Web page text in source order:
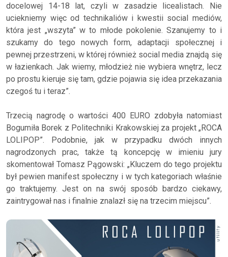
docelowej 14-18 lat, czyli w zasadzie licealistach. Nie
uciekniemy więc od technikaliów i kwestii social mediów,
która jest „wszyta” w to młode pokolenie. Szanujemy to i
szukamy do tego nowych form, adaptacji społecznej i
pewnej przestrzeni, w której również social media znajdą się
w łazienkach. Jak wiemy, młodzież nie wybiera wnętrz, lecz
po prostu kieruje się tam, gdzie pojawia się idea przekazania
czegoś tu i teraz”.
Trzecią nagrodę o wartości 400 EURO zdobyła natomiast
Bogumiła Borek z Politechniki Krakowskiej za projekt „ROCA
LOLIPOP”. Podobnie, jak w przypadku dwóch innych
nagrodzonych prac, także tą koncepcję w imieniu jury
skomentował Tomasz Pągowski: „Kluczem do tego projektu
był pewien manifest społeczny i w tych kategoriach właśnie
go traktujemy. Jest on na swój sposób bardzo ciekawy,
zaintrygował nas i finalnie znalazł się na trzecim miejscu”.